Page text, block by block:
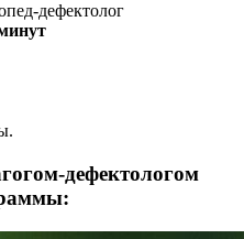
дефектолог
дефектологом